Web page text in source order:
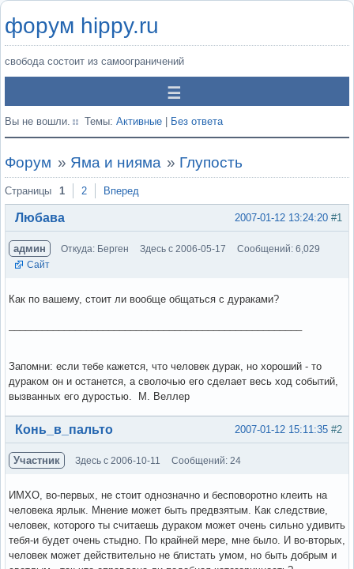
форум hippy.ru
свобода состоит из самоограничений
Вы не вошли. Темы: Активные Без ответа
Форум » Яма и нияма » Глупость
Страницы 1 2 Вперед
#1
2007-01-12 13:24:20
Любава
админ Откуда: Берген Здесь с 2006-05-17
Сообщений: 6,029
Сайт
Как по вашему, стоит ли вообще общаться с дураками?
Запомни: если тебе кажется, что человек дурак, но хороший - то
дураком он и останется, а сволочью его сделает весь ход событий,
вызванных его дуростью. М. Веллер
Вне форума #2
2007-01-12 15:11:35
Конь_в_пальто
Участник Здесь с 2006-10-11 Сообщений: 24
ИМХО, во-первых, не стоит однозначно и бесповоротно клеить на
человека ярлык. Мнение может быть предвзятым. Как следствие,
человек, которого ты считаешь дураком может очень сильно удивить
тебя-и будет очень стыдно. По крайней мере, мне было. И во-вторых,
человек может действительно не блистать умом, но быть добрым и